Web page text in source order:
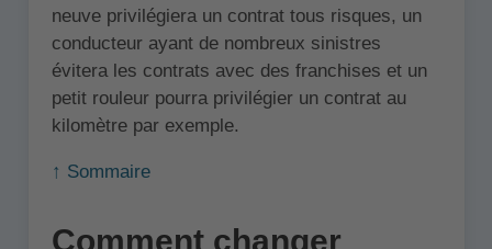
neuve privilégiera un contrat tous risques, un
conducteur ayant de nombreux sinistres
évitera les contrats avec des franchises et un
petit rouleur pourra privilégier un contrat au
kilomètre par exemple.
↑ Sommaire
Comment changer